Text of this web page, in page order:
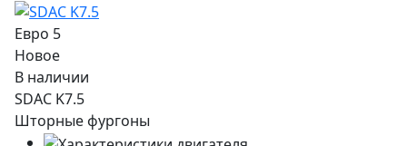
Евро 5
Новое
В наличии
SDAC K7.5
Шторные фургоны